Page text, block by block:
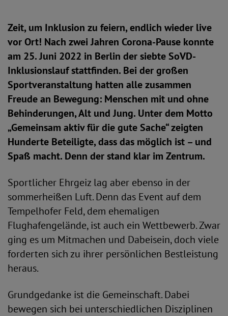
Zeit, um Inklusion zu feiern, endlich wieder live
vor Ort! Nach zwei Jahren Corona-Pause konnte
am 25. Juni 2022 in Berlin der siebte SoVD-
Inklusionslauf stattfinden. Bei der großen
Sportveranstaltung hatten alle zusammen
Freude an Bewegung: Menschen mit und ohne
Behinderungen, Alt und Jung. Unter dem Motto
„Gemeinsam aktiv für die gute Sache“ zeigten
Hunderte Beteiligte, dass das möglich ist – und
Spaß macht. Denn der stand klar im Zentrum.
Sportlicher Ehrgeiz lag aber ebenso in der
sommerheißen Luft. Denn das Event auf dem
Tempelhofer Feld, dem ehemaligen
Flughafengelände, ist auch ein Wettbewerb. Zwar
ging es um Mitmachen und Dabeisein, doch viele
forderten sich zu ihrer persönlichen Bestleistung
heraus.
Grundgedanke ist die Gemeinschaft. Dabei
bewegen sich bei unterschiedlichen Disziplinen